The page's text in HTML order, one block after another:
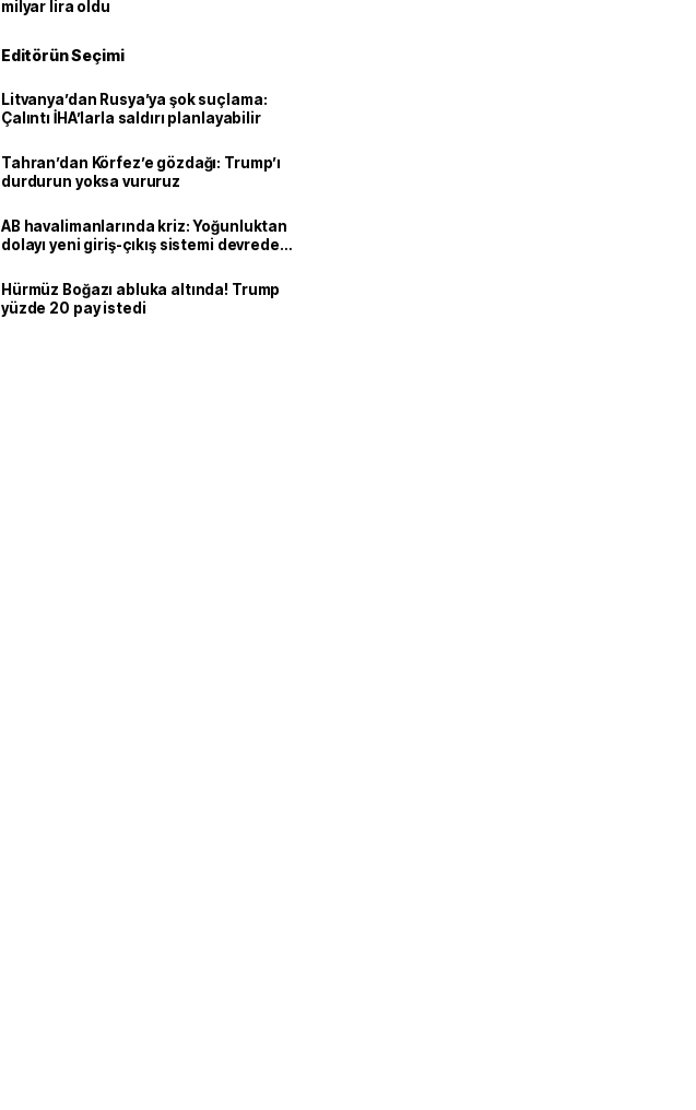
milyar lira oldu
Editörün Seçimi
Litvanya’dan Rusya’ya şok suçlama:
Çalıntı İHA’larla saldırı planlayabilir
Tahran’dan Körfez’e gözdağı: Trump’ı
durdurun yoksa vururuz
AB havalimanlarında kriz: Yoğunluktan
dolayı yeni giriş-çıkış sistemi devreden
Hürmüz Boğazı abluka altında! Trump
yüzde 20 pay istedi